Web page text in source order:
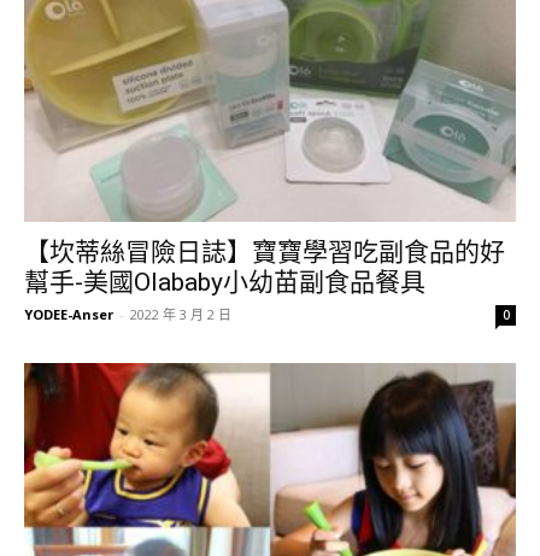
【坎蒂絲冒險日誌】寶寶學習吃副食品的好
幫手-美國Olababy小幼苗副食品餐具
YODEE-Anser - 2022 年 3 月 2 日 0